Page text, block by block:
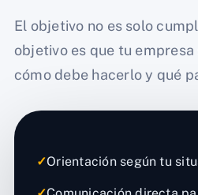
El objetivo no es solo
objetivo es que tu empresa
cómo debe hacerlo y qué
✓Orientación según tu